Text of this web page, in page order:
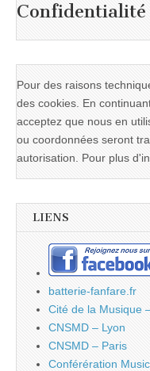
Confidentialité
Pour des raisons
des cookies. En
acceptez que nous en
ou coordonnées seront
autorisation. Pour plus
LIENS
batterie-fanfare.fr
Cité de la Musique
CNSMD – Lyon
CNSMD – Paris
Conférération